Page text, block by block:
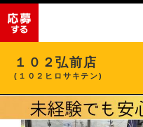
１０２弘前店
(１０２ヒロサキテン)